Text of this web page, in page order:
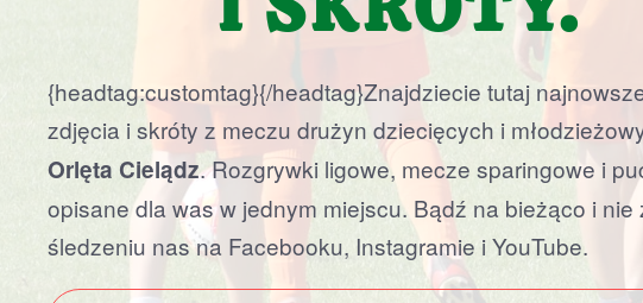
{headtag:customtag}{/headtag}Znajdziecie tutaj
zdjęcia i skróty z meczu drużyn dziecięcych i
Orlęta Cielądz. Rozgrywki ligowe, mecze sparingowe i
opisane dla was w jednym miejscu. Bądź na bieżąco i nie
śledzeniu nas na Facebooku, Instagramie i YouTube.